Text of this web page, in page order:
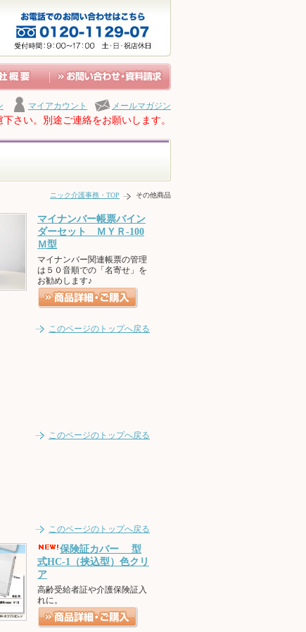
マイアカウント メールマガジン
さい。別途ご連絡をお願いします。
ニック介護事務・TOP その他商品
マイナンバー帳票バイン
ダーセット ＭＹＲ-100
Ｍ型
マイナンバー関連帳票の管理
は５０音順での「名寄せ」を
お勧めします♪
このページのトップへ戻る
このページのトップへ戻る
このページのトップへ戻る
保険証カバー 型
式HC-1（挟込型）色クリ
ア
高齢受給者証や介護保険証入
れに。